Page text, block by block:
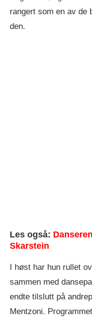
ran­gert som en av de
den.
Les også:
Skarstein
I høst har hun rullet
sammen med
endte tilslutt på
Mentzoni.